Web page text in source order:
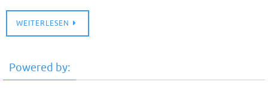
WEITERLESEN
Powered by: